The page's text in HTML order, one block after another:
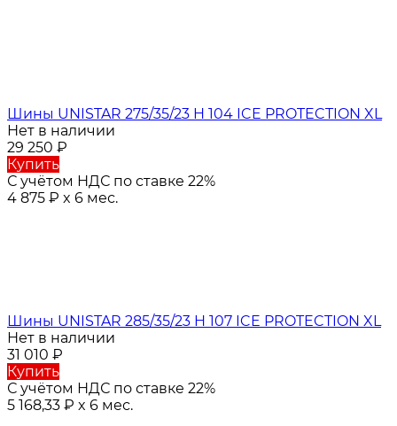
Шины UNISTAR 275/35/23 H 104 ICE PROTECTION XL
Нет в наличии
29 250 ₽
Купить
С учётом НДС по ставке 22%
4 875 ₽ x 6 мес.
Шины UNISTAR 285/35/23 H 107 ICE PROTECTION XL
Нет в наличии
31 010 ₽
Купить
С учётом НДС по ставке 22%
5 168,33 ₽ x 6 мес.